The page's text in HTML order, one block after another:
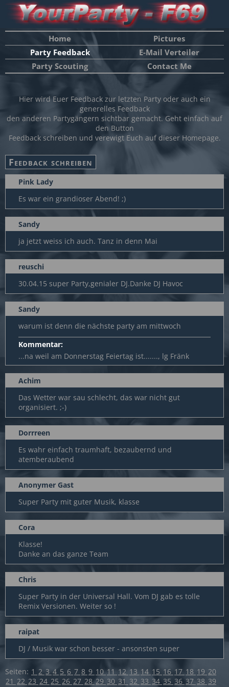
Home
Pictures
Party Feedback
E-Mail Verteiler
Party Scouting
Contact Me
Hier wird Euer Feedback zur letzten Party oder auch ein
generelles Feedback
den anderen Partygängern sichtbar gemacht. Geht einfach auf
den Button
Feedback schreiben und verewigt Euch auf dieser Homepage.
Pink Lady
Es war ein grandioser Abend! ;)
Sandy
ja jetzt weiss ich auch. Tanz in denn Mai
reuschi
30.04.15 super Party,genialer DJ.Danke DJ Havoc
Sandy
warum ist denn die nächste party am mittwoch
Kommentar:
...na weil am Donnerstag Feiertag ist......., lg Fränk
Achim
Das Wetter war sau schlecht, das war nicht gut
organisiert. ;-)
Dorrreen
Es wahr einfach traumhaft, bezaubernd und
atemberaubend
Anonymer Gast
Super Party mit guter Musik, klasse
Cora
Klasse!
Danke an das ganze Team
Chris
Super Party in der Universal Hall. Vom DJ gab es tolle
Remix Versionen. Weiter so !
raipat
DJ / Musik war schon besser - ansonsten super
Seiten: 1 2 34 5 6 7 8 9 1011 12 13 14 15 16 17 18 19 20
21 22 23 24 25 26 27 2829 30 31 32 33 34 35 36 37 38 39